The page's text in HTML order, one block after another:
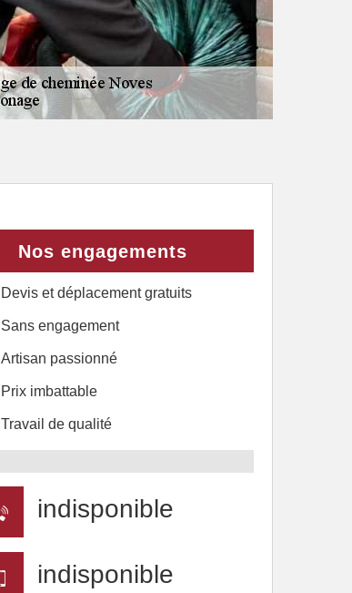
Nos engagements
Devis et déplacement gratuits
Sans engagement
Artisan passionné
Prix imbattable
Travail de qualité
indisponible
indisponible